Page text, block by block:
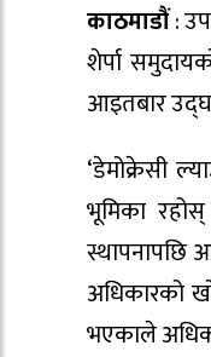
काठमाडौं:
शेर्पा
आइतबार
‘डेमोक्रेसी
भूमिका रहोस्
स्थापनापछि
अधिकारको
भएकाले